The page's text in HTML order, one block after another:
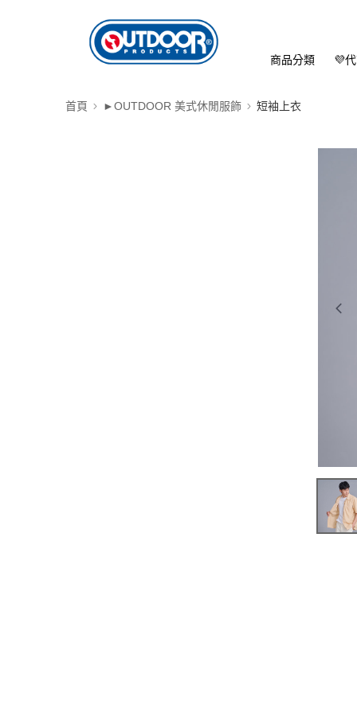
商品分類 💜
首頁 ►OUTDOOR 美式休閒服飾 短袖上衣